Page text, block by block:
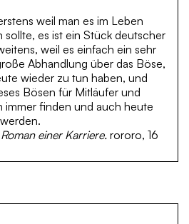
weil man es im Leben
sollte, es ist ein Stück deutscher
weil es einfach ein sehr
Abhandlung über das Böse,
wieder zu tun haben, und
Bösen für Mitläufer und
immer finden und auch heute
einer Karriere. rororo, 16